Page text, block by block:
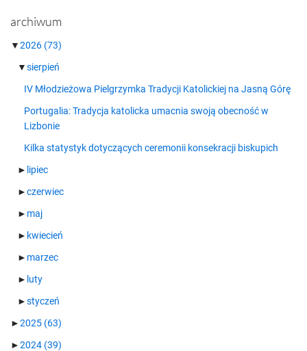
archiwum
▼2026 (73)
▼sierpień
IV Młodzieżowa Pielgrzymka Tradycji Katolickiej na Jasną Górę
Portugalia: Tradycja katolicka umacnia swoją obecność w
Lizbonie
Kilka statystyk dotyczących ceremonii konsekracji biskupich
► lipiec
►czerwiec
► maj
► kwiecień
► marzec
► luty
►styczeń
►2025 (63)
►2024 (39)